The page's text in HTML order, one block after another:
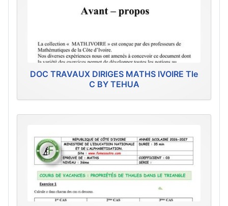
DOC TRAVAUX DIRIGES MATHS IVOIRE Tle
C BY TEHUA